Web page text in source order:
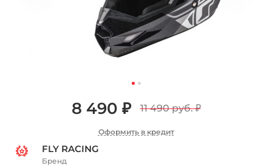
8 490 ₽ 11 490 руб.₽
Оформить в кредит
FLY RACING
Бренд